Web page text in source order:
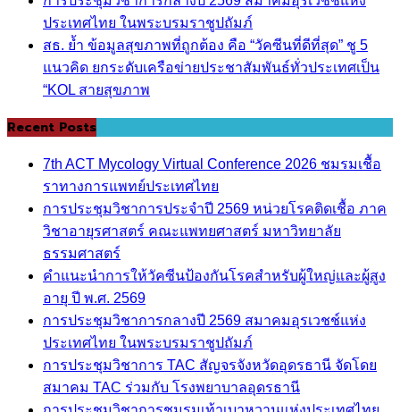
ประเทศไทย ในพระบรมราชูปถัมภ์
สธ. ย้ำ ข้อมูลสุขภาพที่ถูกต้อง คือ “วัคซีนที่ดีที่สุด” ชู 5
แนวคิด ยกระดับเครือข่ายประชาสัมพันธ์ทั่วประเทศเป็น
“KOL สายสุขภาพ
Recent Posts
7th ACT Mycology Virtual Conference 2026 ชมรมเชื้อ
ราทางการแพทย์ประเทศไทย
การประชุมวิชาการประจำปี 2569 หน่วยโรคติดเชื้อ ภาค
วิชาอายุรศาสตร์ คณะแพทยศาสตร์ มหาวิทยาลัย
ธรรมศาสตร์
คำแนะนำการให้วัคซีนป้องกันโรคสำหรับผู้ใหญ่และผู้สูง
อายุ ปี พ.ศ. 2569
การประชุมวิชาการกลางปี 2569 สมาคมอุรเวชช์แห่ง
ประเทศไทย ในพระบรมราชูปถัมภ์
การประชุมวิชาการ TAC สัญจรจังหวัดอุดรธานี จัดโดย
สมาคม TAC ร่วมกับ โรงพยาบาลอุดรธานี